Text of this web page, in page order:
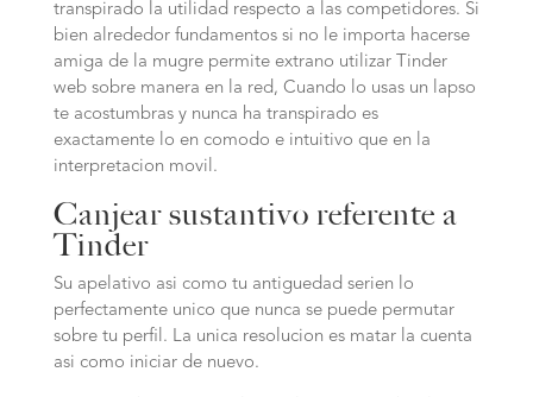
transpirado la utilidad respecto a las competidores. Si
bien alrededor fundamentos si no le importa hacerse
amiga de la mugre permite extrano utilizar Tinder
web sobre manera en la red, Cuando lo usas un lapso
te acostumbras y nunca ha transpirado es
exactamente lo en comodo e intuitivo que en la
interpretacion movil.
Canjear sustantivo referente a
Tinder
Su apelativo asi como tu antiguedad serien lo
perfectamente unico que nunca se puede permutar
sobre tu perfil. La unica resolucion es matar la cuenta
asi como iniciar de nuevo.